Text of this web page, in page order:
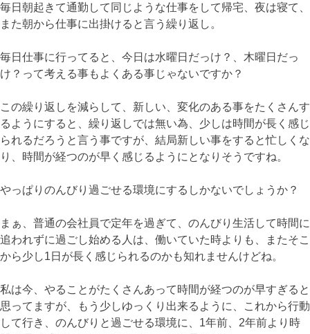
毎日朝起きて通勤して同じような仕事をして帰宅、夜は寝て、
また朝から仕事に出掛けると言う繰り返し。
毎日仕事に行ってると、今日は水曜日だっけ？、木曜日だっ
け？って考える事もよくある事じゃないですか？
この繰り返しを減らして、新しい、変化のある事をたくさんす
るようにすると、繰り返しでは無い為、少しは時間が長く感じ
られるだろうと言う事ですが、結局新しい事をすると忙しくな
り、時間が経つのが早く感じるようにとなりそうですね。
やっぱりのんびり過ごせる環境にするしかないでしょうか？
まぁ、普通の会社員で定年を過ぎて、のんびり生活して時間に
追われずに過ごし始める人は、働いていた時よりも、またそこ
から少し1日が長く感じられるのかも知れませんけどね。
私は今、やることがたくさんあって時間が経つのが早すぎると
思ってますが、もう少しゆっくり出来るように、これから行動
して行き、のんびりと過ごせる環境に、1年前、2年前より時